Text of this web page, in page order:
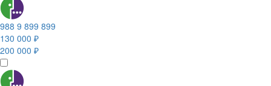
988 9 899 899
130 000 ₽
200 000 ₽